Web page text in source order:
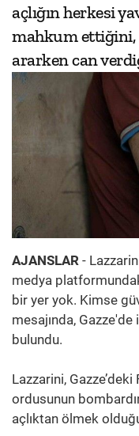
açlığın herkesi
mahkum ettiğini,
ararken can
AJANSLAR -
medya
bir yer yok. Kimse
mesajında,
bulundu.
Lazzarini,
ordusunun
açlıktan ölmek